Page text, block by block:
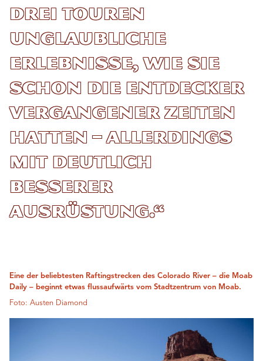
drei Touren
unglaubliche
Erlebnisse, wie sie
schon die Entdecker
vergangener Zeiten
hatten – allerdings
mit deutlich
besserer
Ausrüstung.“
Eine der beliebtesten Raftingstrecken des Colorado River – die Moab
Daily – beginnt etwas flussaufwärts vom Stadtzentrum von Moab.
Foto: Austen Diamond